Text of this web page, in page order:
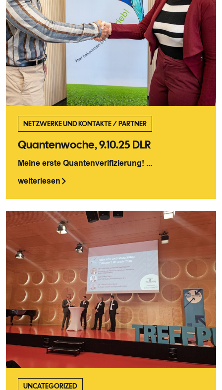
NETZWERKE UND KONTAKTE/PARTNER
Quantenwoche, 9.10.25 DLR
Meine erste Quantenverifizierung! ...
weiterlesen
UNCATEGORIZED